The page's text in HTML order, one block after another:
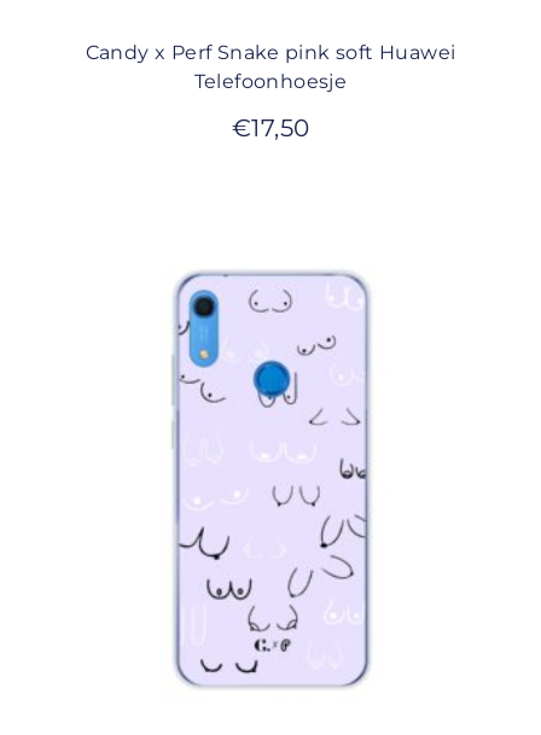
Candy x Perf Snake pink soft Huawei
Telefoonhoesje
€17,50